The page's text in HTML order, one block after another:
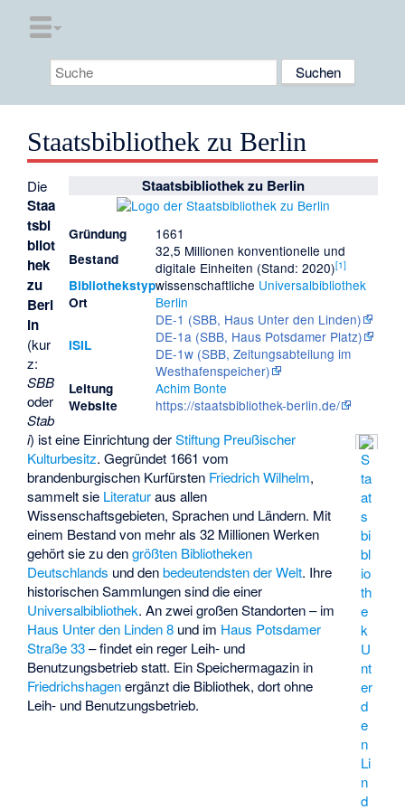
Staatsbibliothek zu Berlin
Staatsbibliothek zu Berlin
Gründung 1661
Bestand
32,5 Millionen konventionelle und
digitale Einheiten (Stand: 2020)[1]
Bibliothekstypwissenschaftliche Universalbibliothek
Ort Berlin
ISIL
DE-1 (SBB, Haus Unter den Linden)
DE-1a (SBB, Haus Potsdamer Platz)
DE-1w (SBB, Zeitungsabteilung im
Westhafenspeicher)
Leitung Achim Bonte
Website https://staatsbibliothek-berlin.de/
S
ta
at
s
bi
bl
io
th
e
k
U
nt
er
d
e
n
Li
n
d
Die
Staa
tsbi
bliot
hek
zu
Berl
in
(kur
z:
SBB
oder
Stab
i) ist eine Einrichtung derStiftung Preußischer
Kulturbesitz. Gegründet 1661 vom
brandenburgischen Kurfürsten Friedrich Wilhelm,
sammelt sie Literaturaus allen
Wissenschaftsgebieten, Sprachen und Ländern. Mit
einem Bestand von mehr als 32 Millionen Werken
gehört sie zu dengrößten Bibliotheken
Deutschlands und denbedeutendsten der Welt. Ihre
historischen Sammlungen sind die einer
Universalbibliothek. An zwei großen Standorten – im
Haus Unter den Linden 8 und im Haus Potsdamer
Straße 33– findet ein reger Leih- und
Benutzungsbetrieb statt. Ein Speichermagazin in
Friedrichshagenergänzt die Bibliothek, dort ohne
Leih- und Benutzungsbetrieb.